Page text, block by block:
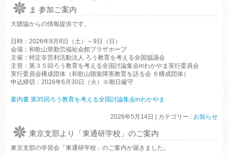
ま 参加ご案内
大聴協からの情報提供です。
日時：2026年8月8日（土）～9日（日）
会場：和歌山県勤労福祉会館プラザホープ
主催：特定非営利活動法人 ろう教育を考える全国協議会
主管：第３５回ろう教育を考える全国討論集会inわかやま実行委員会
実行委員会構成団体（和歌山聴覚障害教育を語る会 ６構成団体）
申込締切：2026年6月30日（火） ※期日厳守
案内書 第35回ろう教育を考える全国討論集会inわかやま
2026年5月14日 カテゴリー : お知らせ
東京支部より「東通研学校」のご案内
東京支部の学習会「東通研学校」のご案内が届きました。